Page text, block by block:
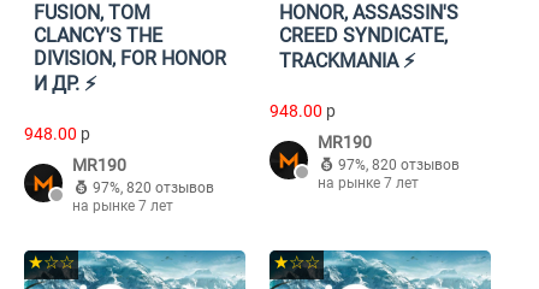
FUSION, TOM
CLANCY'S THE
DIVISION, FOR HONOR
И ДР. ⚡️
948.00 p
MR190
97%, 820 отзывов
на рынке 7 лет
HONOR, ASSASSIN'S
CREED SYNDICATE,
TRACKMANIA ⚡️
948.00 p
MR190
97%, 820 отзывов
на рынке 7 лет
★☆☆ ★☆☆